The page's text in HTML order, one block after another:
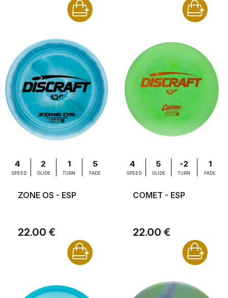
4
SPEED
2
GLIDE
1
TURN
5
FADE
ZONE OS - ESP
22.00 €
4
SPEED
5
GLIDE
-2
TURN
1
FADE
COMET - ESP
22.00 €